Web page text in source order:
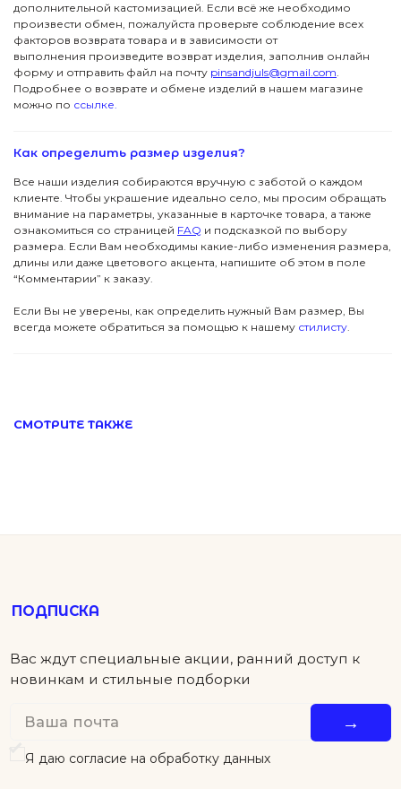
дополнительной кастомизацией. Если всё же необходимо
произвести обмен, пожалуйста проверьте соблюдение всех
факторов возврата товара и в зависимости от
выполнения произведите возврат изделия, заполнив онлайн
форму и отправить файл на почту pinsandjuls@gmail.com.
Подробнее о возврате и обмене изделий в нашем магазине
можно по ссылке.
Как определить размер изделия?
Все наши изделия собираются вручную с заботой о каждом
клиенте. Чтобы украшение идеально село, мы просим обращать
внимание на параметры, указанные в карточке товара, а также
ознакомиться со страницей FAQ и подсказкой по выбору
размера. Если Вам необходимы какие-либо изменения размера,
длины или даже цветового акцента, напишите об этом в поле
“Комментарии” к заказу.
Если Вы не уверены, как определить нужный Вам размер, Вы
всегда можете обратиться за помощью к нашему стилисту.
СМОТРИТЕ ТАКЖЕ
Серьги
Браслеты
Детям
Футболки
Все Джулсы
Новинки
Серьги Футболки
ПОКУПАТЕЛЯМ
КОНТАКТЫ
Вас ждут специальные акции, ранний доступ к
новинкам и стильные подборки
Я даю согласие на обработку данных
→
ПОМОЩЬ
© 2024 Pins&Juls Реквизиты Разработал Маслов